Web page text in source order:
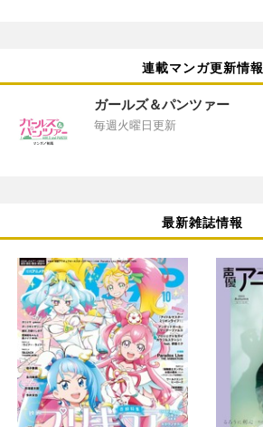
連載マンガ更新情報
ガールズ＆パンツァー
毎週火曜日更新
最新雑誌情報